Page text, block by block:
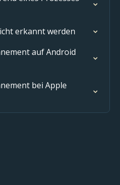
erkannt werden
auf Android
bei Apple